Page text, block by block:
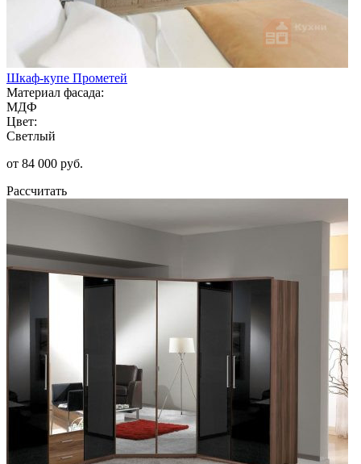
Шкаф-купе Прометей
Материал фасада:
МДФ
Цвет:
Светлый
от 84 000 руб.
Рассчитать